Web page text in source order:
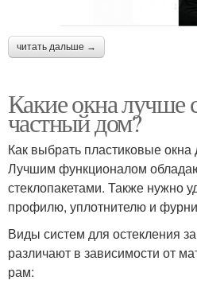
читать дальше →
Какие окна лучше
частный дом?
Как выбрать пластиковые окна
Лучшим функционалом
стеклопакетами. Также нужно
профилю, уплотнителю и
Виды систем для остекления
различают в зависимости от
рам: